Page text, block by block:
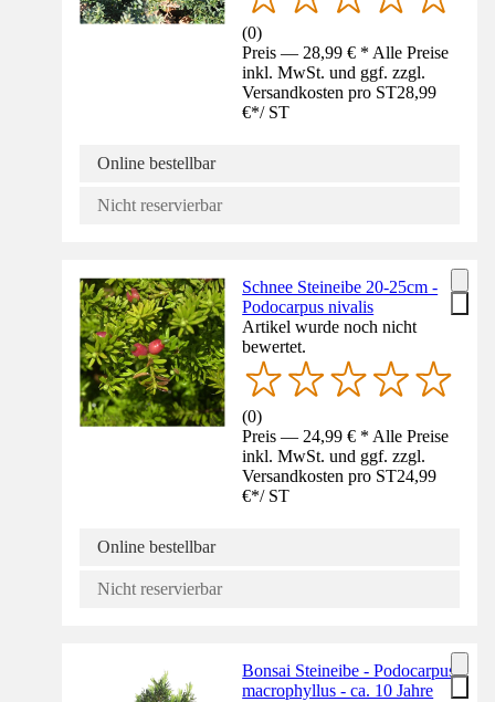
(0)
Preis — 28,99 € * Alle Preise
inkl. MwSt. und ggf. zzgl.
Versandkosten pro ST28,99
€*/ ST
Online bestellbar
Nicht reservierbar
Schnee Steineibe 20-25cm -
Podocarpus nivalis
Artikel wurde noch nicht
bewertet.
(0)
Preis — 24,99 € * Alle Preise
inkl. MwSt. und ggf. zzgl.
Versandkosten pro ST24,99
€*/ ST
Online bestellbar
Nicht reservierbar
Bonsai Steineibe - Podocarpus
macrophyllus - ca. 10 Jahre